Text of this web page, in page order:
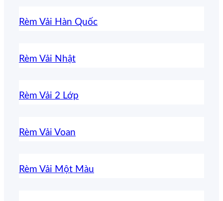
Rèm Vải Hàn Quốc
Rèm Vải Nhật
Rèm Vải 2 Lớp
Rèm Vải Voan
Rèm Vải Một Màu